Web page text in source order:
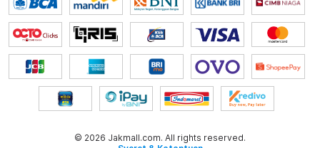
© 2026 Jakmall.com. All rights reserved.